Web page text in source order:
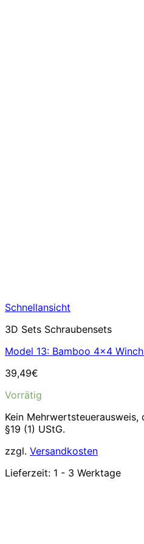
Schnellansicht
3D Sets Schraubensets
Model 13: Bamboo 4×4
39,49€
Vorrätig
Kein Mehrwertsteuerausweis,
§19 (1) UStG.
zzgl. Versandkosten
Lieferzeit: 1 - 3 Werktage